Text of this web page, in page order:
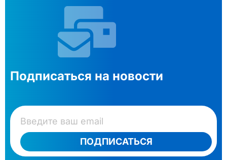
Подписаться на новости
ПОДПИСАТЬСЯ